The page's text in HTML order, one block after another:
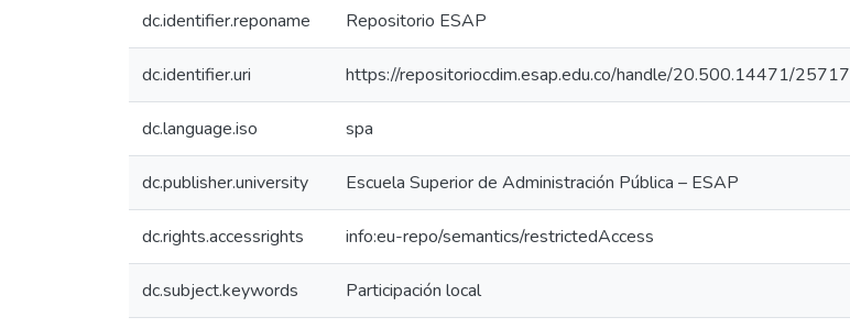
dc.identifier.reponame Repositorio ESAP
dc.identifier.uri https://repositoriocdim.esap.edu.co/handle/20.500.14471/25717
dc.language.iso spa
dc.publisher.university Escuela Superior de Administración Pública – ESAP
dc.rights.accessrights info:eu-repo/semantics/restrictedAccess
dc.subject.keywords Participación local